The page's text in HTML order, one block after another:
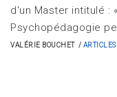
d'un Master intitulé :
Psychopédagogie
VALÉRIE BOUCHET